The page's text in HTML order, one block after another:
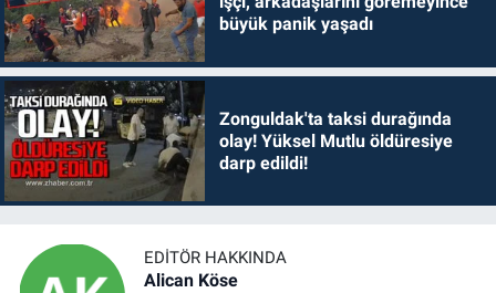
büyük panik yaşadı
Zonguldak'ta taksi durağında
olay! Yüksel Mutlu öldüresiye
darp edildi!
EDITÖR HAKKINDA
Alican Köse